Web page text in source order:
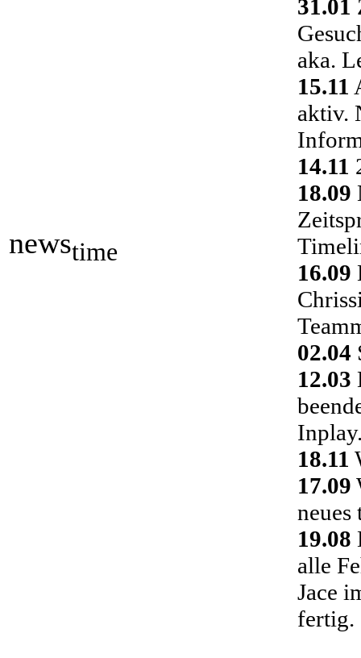
newstime
31.01
aka.
15.11
aktiv.
14.11
18.09
16.09
02.04
12.03
18.11
17.09
19.08
alle
Jace
fertig.